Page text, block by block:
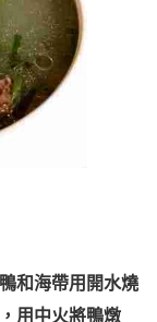
和海帶用開水燒
用中火將鴨燉